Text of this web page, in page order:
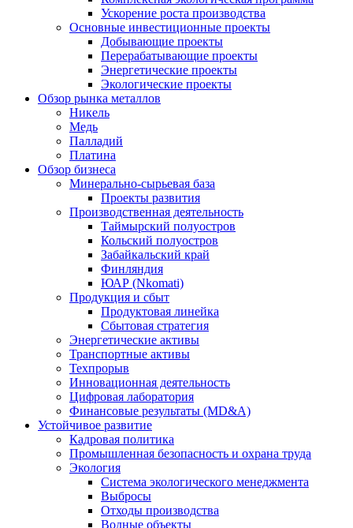
Ускорение роста производства
Основные инвестиционные проекты
Добывающие проекты
Перерабатывающие проекты
Энергетические проекты
Экологические проекты
Обзор рынка металлов
Никель
Медь
Палладий
Платина
Обзор бизнеса
Минерально-сырьевая база
Проекты развития
Производственная деятельность
Таймырский полуостров
Кольский полуостров
Забайкальский край
Финляндия
ЮАР (Nkomati)
Продукция и сбыт
Продуктовая линейка
Сбытовая стратегия
Энергетические активы
Транспортные активы
Техпрорыв
Инновационная деятельность
Цифровая лаборатория
Финансовые результаты (MD&A)
Устойчивое развитие
Кадровая политика
Промышленная безопасность и охрана труда
Экология
Система экологического менеджмента
Выбросы
Отходы производства
Водные объекты